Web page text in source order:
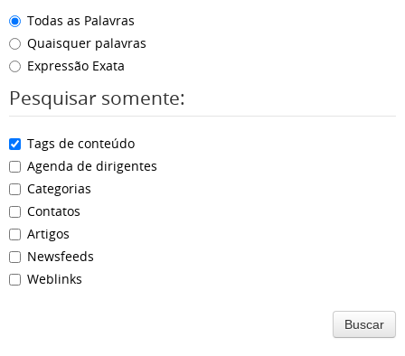
Todas as Palavras
Quaisquer palavras
Expressão Exata
Pesquisar somente:
Tags de conteúdo
Agenda de dirigentes
Categorias
Contatos
Artigos
Newsfeeds
Weblinks
Buscar